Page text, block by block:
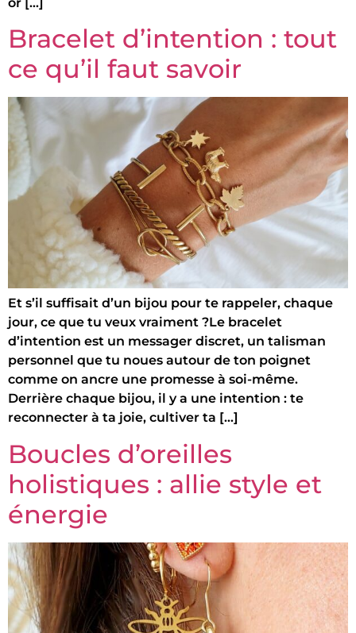
Bracelet d’intention : tout
ce qu’il faut savoir
Et s’il suffisait d’un bijou pour te rappeler, chaque
jour, ce que tu veux vraiment ?Le bracelet
d’intention est un messager discret, un talisman
personnel que tu noues autour de ton poignet
comme on ancre une promesse à soi-même.
Derrière chaque bijou, il y a une intention : te
reconnecter à ta joie, cultiver ta […]
Boucles d’oreilles
holistiques : allie style et
énergie